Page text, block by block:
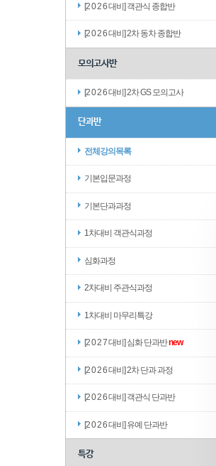
[2 0 2 6 대비] 객관식 종합반
[2 0 2 6 대비] 2차 동차 종합반
모의고사반
[2 0 2 6 대비] 2차 GS 모의고사
단과반
전체강의목록
기본입문과정
기본단과과정
1차대비 객관식과정
심화과정
2차대비 주관식과정
1차대비 마무리특강
[2 0 2 7 대비] 심화 단과반new
[2 0 2 6 대비] 2차 단과 과정
[2 0 2 6 대비] 객관식 단과반
[2 0 2 6 대비] 유예 단과반
특강